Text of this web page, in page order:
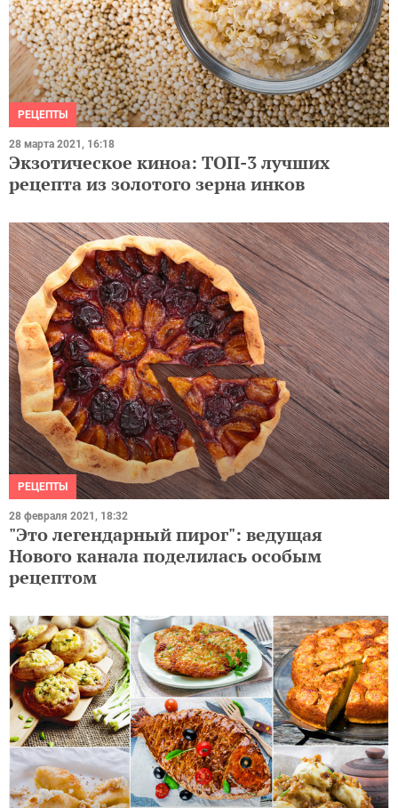
РЕЦЕПТЫ
Экзотическое киноа: ТОП-3 лучших
рецепта из золотого зерна инков
РЕЦЕПТЫ
"Это легендарный пирог": ведущая
Нового канала поделилась особым
рецептом